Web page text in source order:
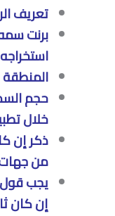
تعريف
برنت
حجم
خلال
ذكر إن
من
يجب قول
إن كان